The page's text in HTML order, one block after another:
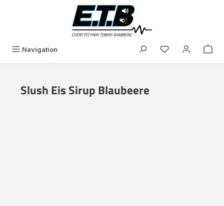
Navigation Du hast 0
Slush Eis Sirup Blaubeere